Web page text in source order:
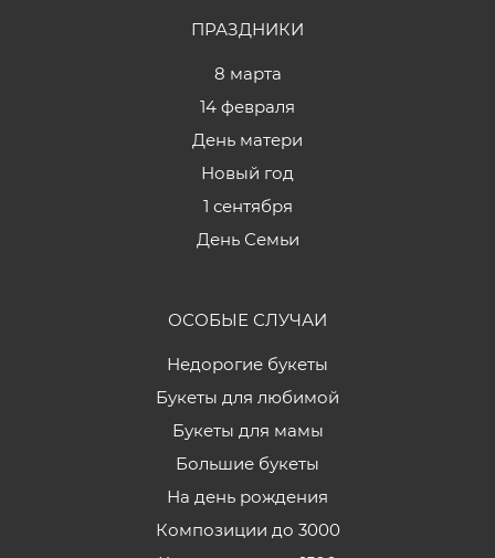
ПРАЗДНИКИ
8 марта
14 февраля
День матери
Новый год
1 сентября
День Семьи
ОСОБЫЕ СЛУЧАИ
Недорогие букеты
Букеты для любимой
Букеты для мамы
Большие букеты
На день рождения
Композиции до 3000